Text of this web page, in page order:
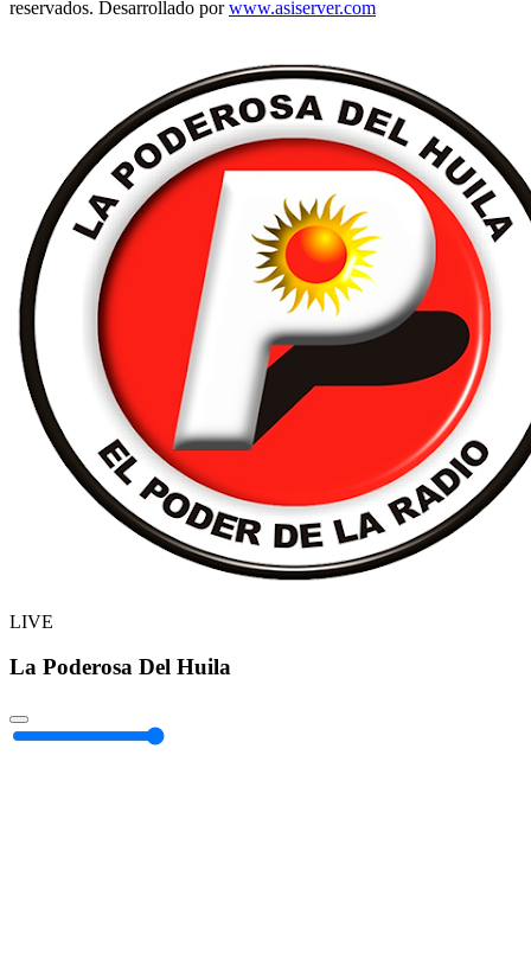
reservados. Desarrollado porwww.asiserver.com
LIVE
La Poderosa Del Huila